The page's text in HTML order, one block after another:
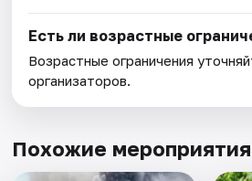
Есть ли возрастные
Возрастные ограничения
организаторов.
Похожие мероприятия